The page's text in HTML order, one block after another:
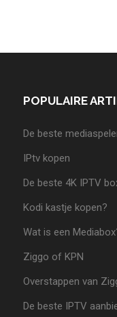
POPULAIRE
De beste
IPtv kopen
De beste 4K IPTV
Kodi kastje kopen?
Wat is een
Ziggo of KPN
Overstappen van
De beste IPTV